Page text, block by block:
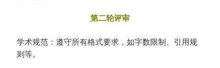
第二轮评审
学术规范：遵守所有格式要求，如字数限制、引用规
则等。